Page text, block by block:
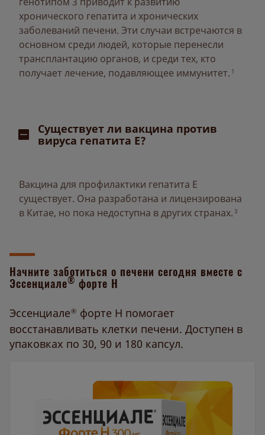
хронического гепатита и хронических
заболеваний печени. Эти случаи встречаются в
основном среди людей, которые перенесли
трансплантацию органов, и среди тех, кто
получает лечение, подавляющее иммунитет. 1
Существует ли вакцина против
вируса гепатита Е?
Вакцина для профилактики гепатита Е
существует. Она разработана и лицензирована
в Китае, но пока недоступна в других странах. 3
Начните заботиться о печени сегодня вместе с
Эссенциале® форте Н
Эссенциале® форте Н помогает
восстанавливать клетки печени. Доступен в
упаковках по 30, 90 и 180 капсул.